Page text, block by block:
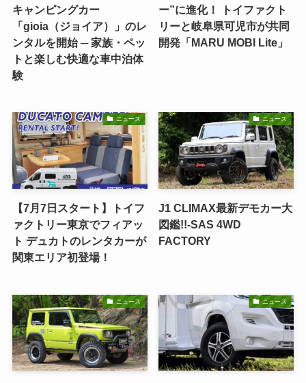
キャンピングカー
「gioia（ジョイア）」のレ
ンタルを開始 ─ 家族・ペッ
トと楽しむ快適な車中泊体
験
ー”に進化！ トイファクト
リーと岐阜県可児市が共同
開発「MARU MOBI Lite」
ニュース
【7月7日スタート】トイフ
ァクトリー東京でフィアッ
ト デュカトのレンタカーが
関東エリア初登場！
ニュース
J1 CLIMAX最新デモカー大
図鑑!!-SAS 4WD
FACTORY
ニュース ニュース